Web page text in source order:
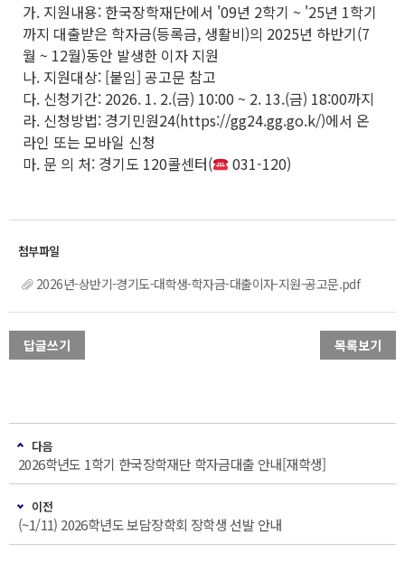
가. 지원내용: 한국장학재단에서 '09년 2학기 ~ '25년 1학기
까지 대출받은 학자금(등록금, 생활비)의 2025년 하반기(7
월 ~ 12월)동안 발생한 이자 지원
나. 지원대상: [붙임] 공고문 참고
다. 신청기간: 2026. 1. 2.(금) 10:00 ~ 2. 13.(금) 18:00까지
라. 신청방법: 경기민원24(https://gg24.gg.go.k/)에서 온
라인 또는 모바일 신청
마. 문 의 처: 경기도 120콜센터(
031-120)
2026년-상반기-경기도-대학생-학자금-대출이자-지원-공고문.pdf
답글쓰기 목록보기
다음
2026학년도 1학기 한국장학재단 학자금대출 안내[재학생]
이전
(~1/11) 2026학년도 보담장학회 장학생 선발 안내